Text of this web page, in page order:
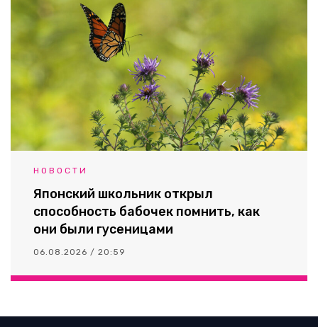
НОВОСТИ
Японский школьник открыл
способность бабочек помнить, как
они были гусеницами
06.08.2026 / 20:59